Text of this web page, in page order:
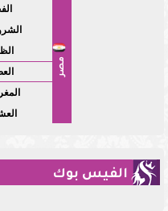
مصر
الفيس بوك